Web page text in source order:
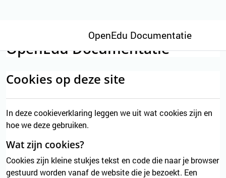
OpenEdu Documentatie
OpenEdu Documentatie
Cookies op deze site
In deze cookieverklaring leggen we uit wat cookies zijn en
hoe we deze gebruiken.
Wat zijn cookies?
Cookies zijn kleine stukjes tekst en code die naar je browser
gestuurd worden vanaf de website die je bezoekt. Een